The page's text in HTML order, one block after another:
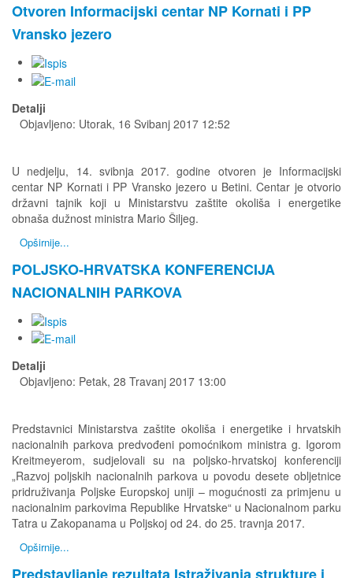
Otvoren Informacijski centar NP Kornati i PP
Vransko jezero
Detalji
Objavljeno: Utorak, 16 Svibanj 2017 12:52
U nedjelju, 14. svibnja 2017. godine otvoren je Informacijski
centar NP Kornati i PP Vransko jezero u Betini. Centar je otvorio
državni tajnik koji u Ministarstvu zaštite okoliša i energetike
obnaša dužnost ministra Mario Šiljeg.
Opširnije...
POLJSKO-HRVATSKA KONFERENCIJA
NACIONALNIH PARKOVA
Detalji
Objavljeno: Petak, 28 Travanj 2017 13:00
Predstavnici Ministarstva zaštite okoliša i energetike i hrvatskih
nacionalnih parkova predvođeni pomoćnikom ministra g. Igorom
Kreitmeyerom, sudjelovali su na poljsko-hrvatskoj konferenciji
„Razvoj poljskih nacionalnih parkova u povodu desete obljetnice
pridruživanja Poljske Europskoj uniji – mogućnosti za primjenu u
nacionalnim parkovima Republike Hrvatske“ u Nacionalnom parku
Tatra u Zakopanama u Poljskoj od 24. do 25. travnja 2017.
Opširnije...